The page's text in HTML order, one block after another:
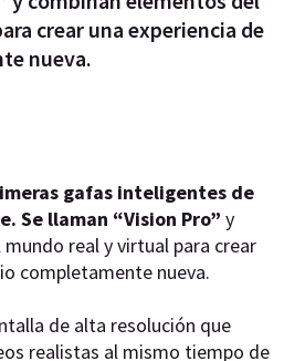
crear una experiencia de
nueva.
gafas inteligentes de
Se llaman “Vision Pro” y
real y virtual para crear
completamente nueva.
de alta resolución que
realistas al mismo tiempo de